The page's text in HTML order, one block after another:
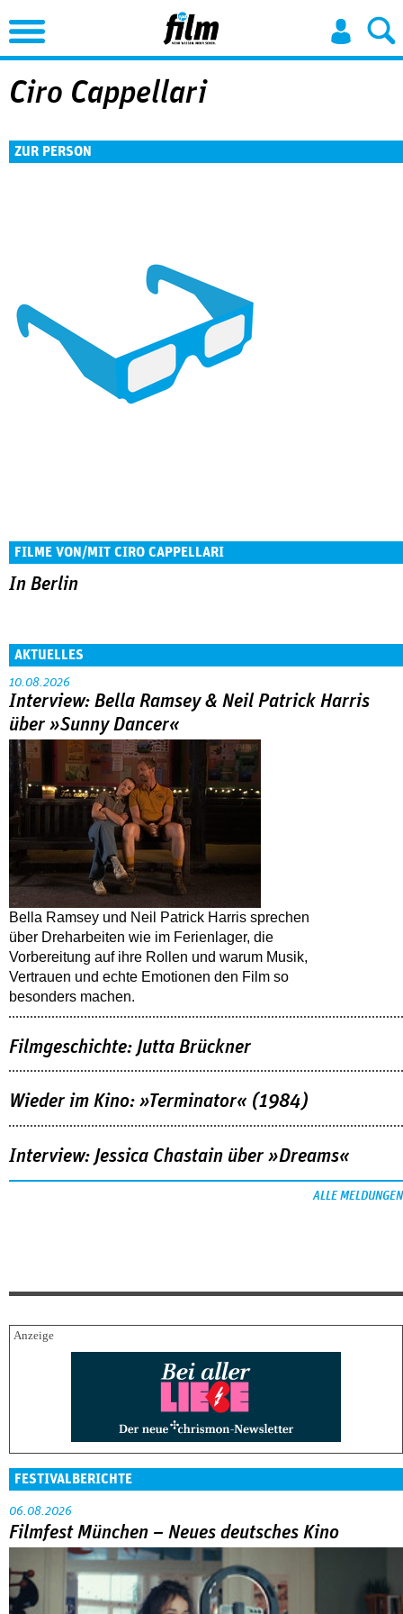
Jump to Navigation
Ciro Cappellari
ZUR PERSON
FILME VON/MIT CIRO CAPPELLARI
In Berlin
AKTUELLES
10.08.2026
Interview: Bella Ramsey & Neil Patrick Harris
über »Sunny Dancer«
Bella Ramsey und Neil Patrick Harris sprechen
über Dreharbeiten wie im Ferienlager, die
Vorbereitung auf ihre Rollen und warum Musik,
Vertrauen und echte Emotionen den Film so
besonders machen.
Filmgeschichte: Jutta Brückner
Wieder im Kino: »Terminator« (1984)
Interview: Jessica Chastain über »Dreams«
ALLE MELDUNGEN
FESTIVALBERICHTE
06.08.2026
Filmfest München – Neues deutsches Kino